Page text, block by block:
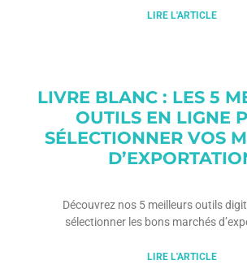
LIRE L'ARTICLE
LIVRE BLANC : LES 5
OUTILS EN LIGNE
SÉLECTIONNER VOS
Découvrez nos 5 meilleurs outils
sélectionner les bons marchés
LIRE L'ARTICLE